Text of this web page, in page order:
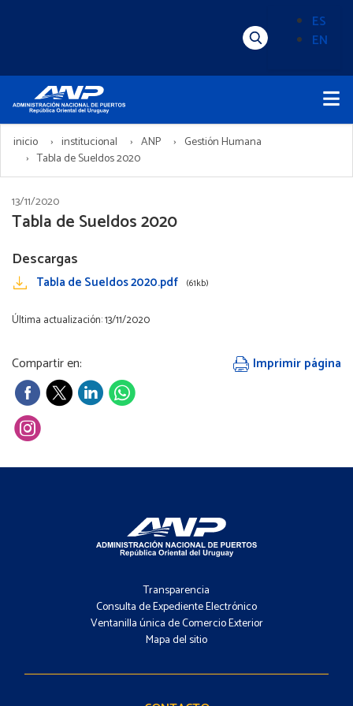
idioma
(Content)
ES
EN
Menú
Principal
inicio institucional ANP
Gestión Humana
Tabla de Sueldos 2020
13/11/2020
Tabla de Sueldos 2020
Descargas
Tabla de Sueldos 2020.pdf (61kb)
Última actualización: 13/11/2020
Compartir en: Imprimir página
-
Menú
Transparencia
Consulta de Expediente Electrónico
Ventanilla única de Comercio Exterior
Mapa del sitio
-
Contacto